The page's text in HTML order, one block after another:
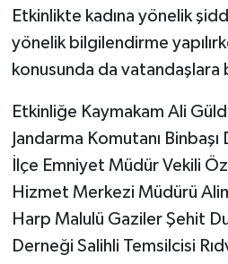
Etkinlikte kadına yönelik
yönelik bilgilendirme
konusunda da vatandaşlara
Etkinliğe Kaymakam Ali
Jandarma Komutanı
İlçe Emniyet Müdür Vekili
Hizmet Merkezi Müdürü
Harp Malulü Gaziler Şehit
Derneği Salihli Temsilcisi